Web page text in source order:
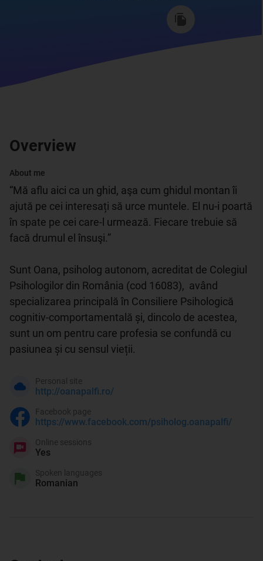
Overview
About me
“Mă aflu aici ca un ghid, aşa cum ghidul montan îi
ajută pe cei interesați să urce muntele. El nu-i poartă
în spate pe cei care-l urmează. Fiecare trebuie să
facă drumul el însuşi.”
Sunt Oana, psiholog autonom, acreditat de Colegiul
Psihologilor din România (cod 16083),  având
specializarea principală în Consiliere Psihologică
cognitiv-comportamentală și, dincolo de acestea,
sunt un om pentru care profesia se confundă cu
pasiunea și cu sensul vieții.
http://oanapalfi.ro/
Personal site
https://www.facebook.com/psiholog.oanapalfi/
Facebook page
Yes
Online sessions
Romanian
Spoken languages